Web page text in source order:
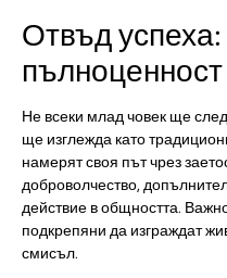
Отвъд
пълноценност
Не всеки млад човек ще
ще изглежда като
намерят своя път чрез
доброволчество,
действие в общността.
подкрепяни да изграждат
смисъл.